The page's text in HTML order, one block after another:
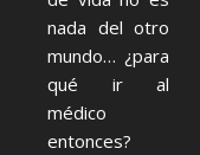
nada del otro
mundo… ¿para
qué ir al
médico
entonces?